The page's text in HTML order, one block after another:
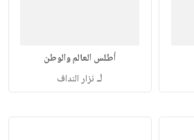
أطلس العالم والوطن
لـ نزار النداف